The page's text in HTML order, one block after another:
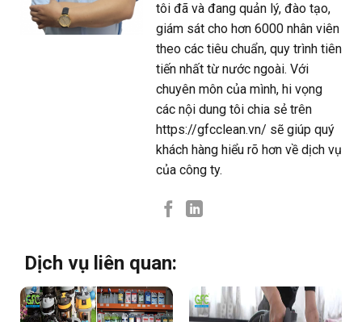
tôi đã và đang quản lý, đào tạo,
giám sát cho hơn 6000 nhân viên
theo các tiêu chuẩn, quy trình tiên
tiến nhất từ nước ngoài. Với
chuyên môn của mình, hi vọng
các nội dung tôi chia sẻ trên
https://gfcclean.vn/ sẽ giúp quý
khách hàng hiểu rõ hơn về dịch vụ
của công ty.
Dịch vụ liên quan: